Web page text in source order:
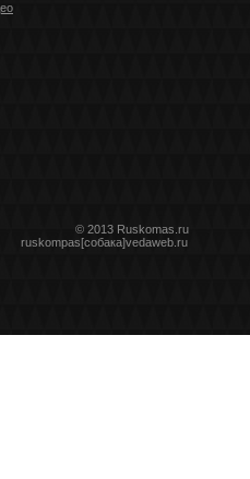
© 2013 Ruskomas.ru
ruskompas[собака]vedaweb.ru